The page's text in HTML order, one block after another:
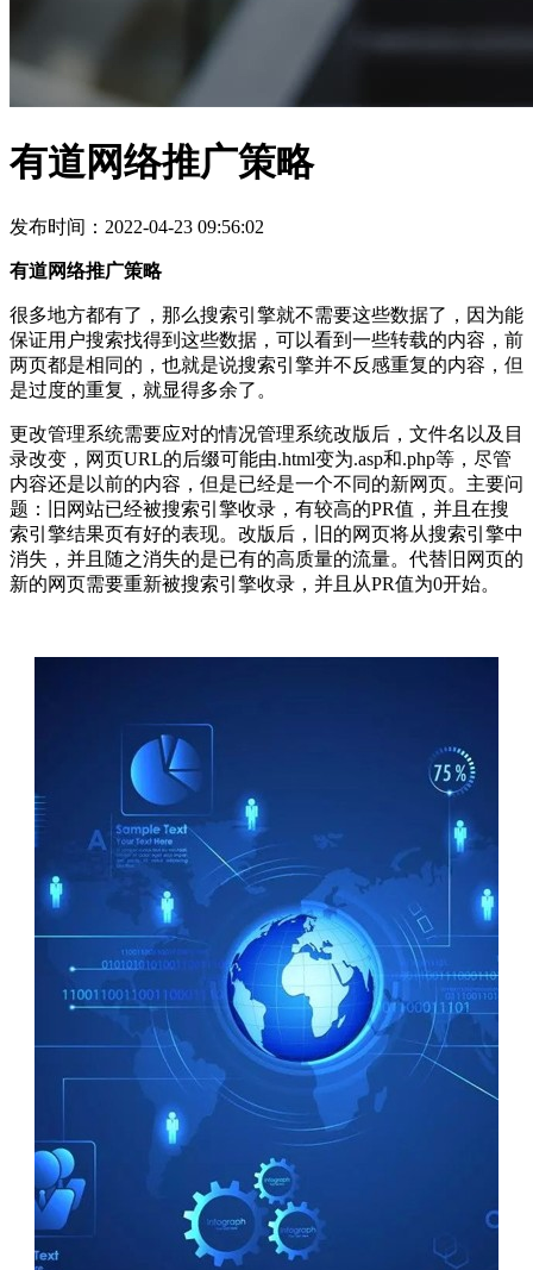
有道网络推广策略
发布时间：2022-04-23 09:56:02
有道网络推广策略
很多地方都有了，那么搜索引擎就不需要这些数据了，因为能
保证用户搜索找得到这些数据，可以看到一些转载的内容，前
两页都是相同的，也就是说搜索引擎并不反感重复的内容，但
是过度的重复，就显得多余了。
更改管理系统需要应对的情况管理系统改版后，文件名以及目
录改变，网页URL的后缀可能由.html变为.asp和.php等，尽管
内容还是以前的内容，但是已经是一个不同的新网页。主要问
题：旧网站已经被搜索引擎收录，有较高的PR值，并且在搜
索引擎结果页有好的表现。改版后，旧的网页将从搜索引擎中
消失，并且随之消失的是已有的高质量的流量。代替旧网页的
新的网页需要重新被搜索引擎收录，并且从PR值为0开始。